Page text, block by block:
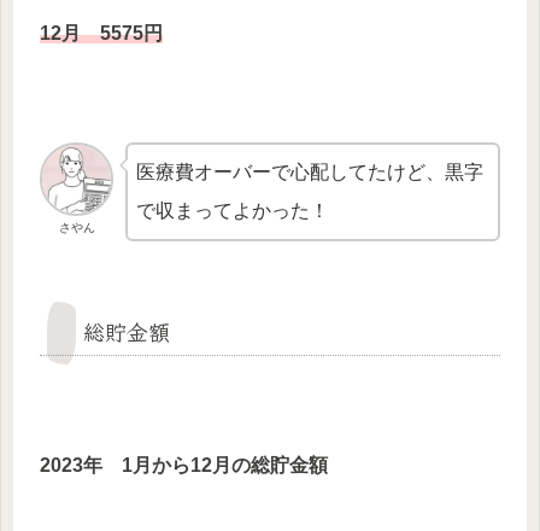
12月 5575円
さやん
医療費オーバーで心配してたけど、黒字
で収まってよかった！
総貯金額
2023年 1月から12月の総貯金額